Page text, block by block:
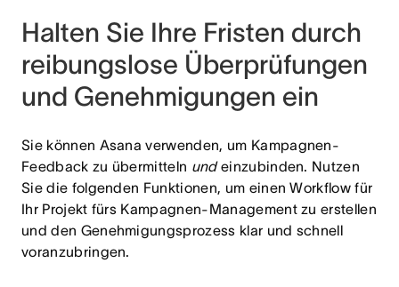
Halten Sie Ihre Fristen durch
reibungslose Überprüfungen
und Genehmigungen ein
Sie können Asana verwenden, um Kampagnen-
Feedback zu übermitteln undeinzubinden. Nutzen
Sie die folgenden Funktionen, um einen Workflow für
Ihr Projekt fürs Kampagnen-Management zu erstellen
und den Genehmigungsprozess klar und schnell
voranzubringen.